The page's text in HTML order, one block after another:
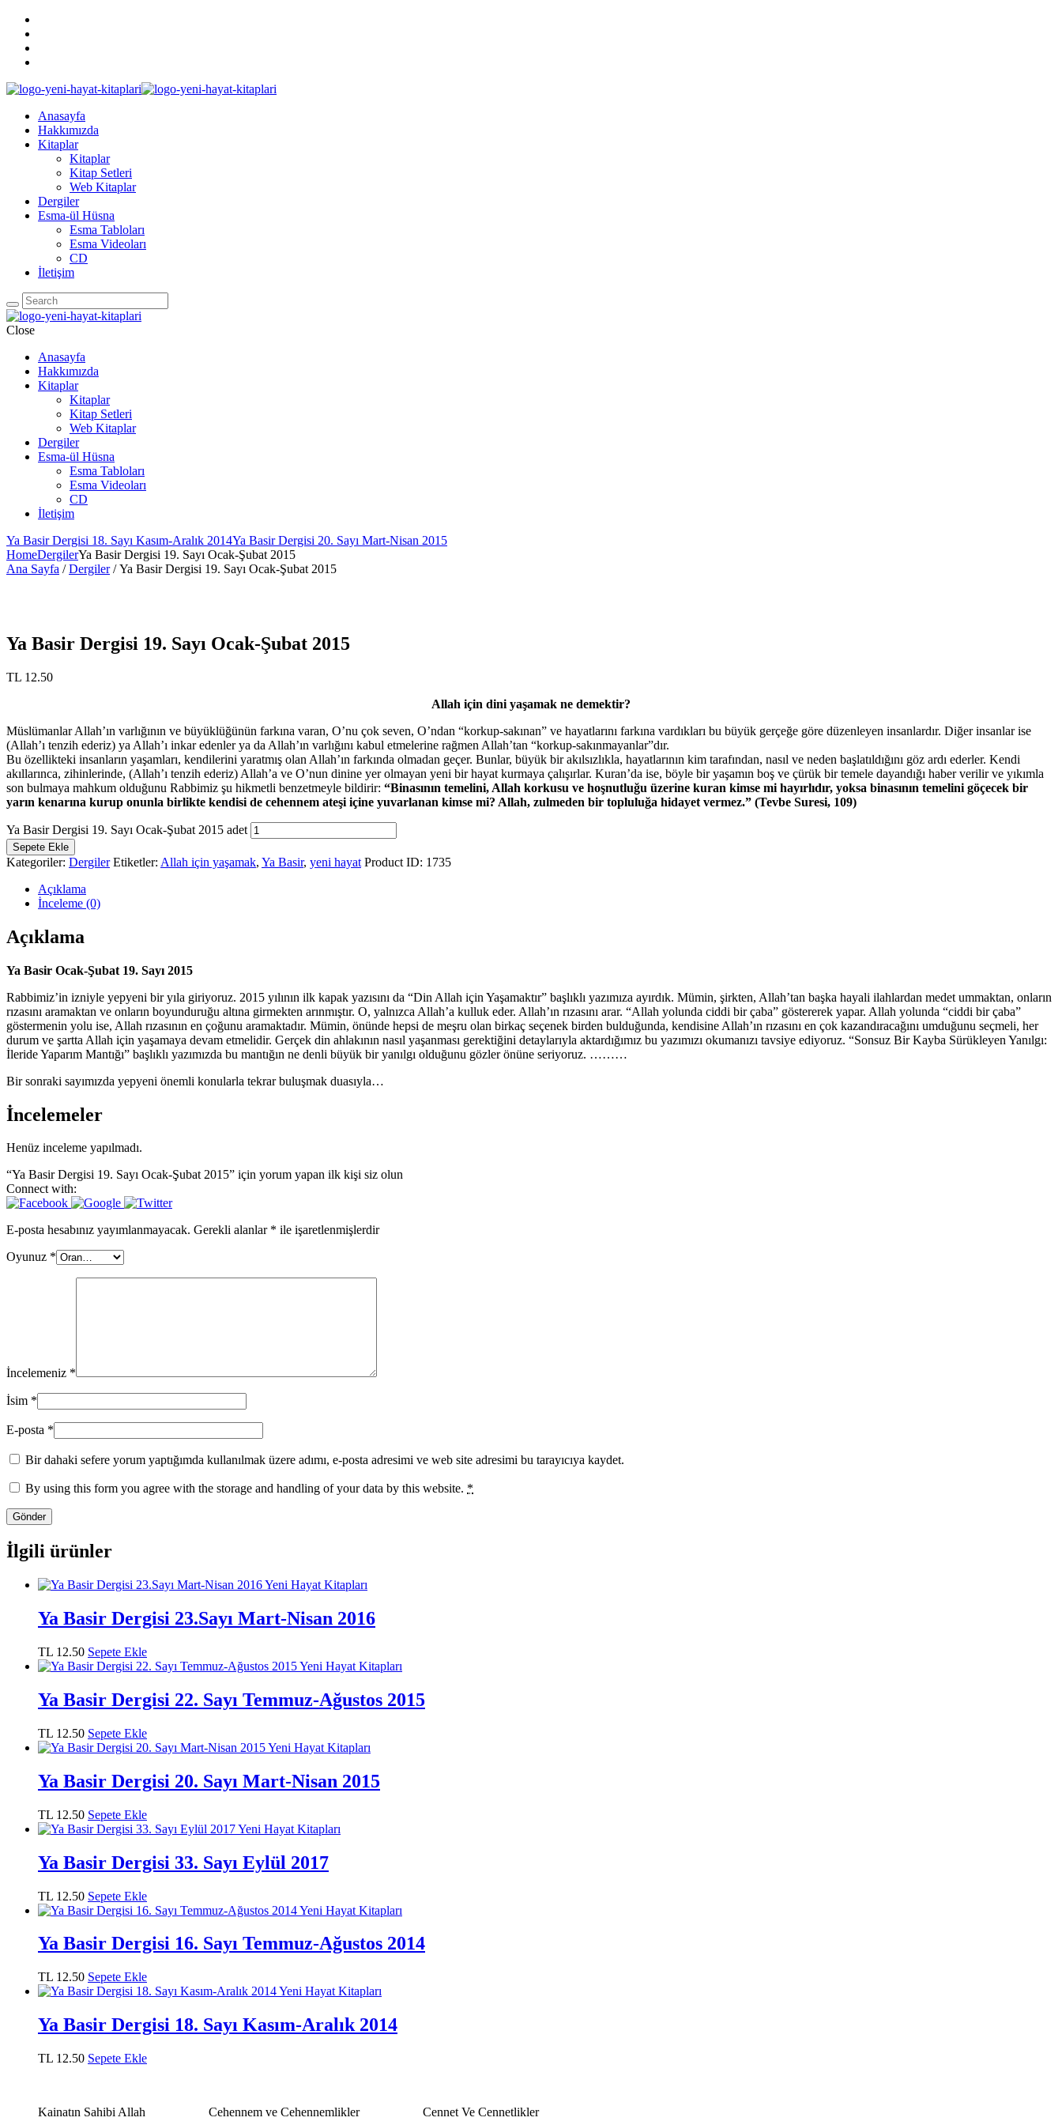
Anasayfa
Hakkımızda
Kitaplar
Kitaplar
Kitap Setleri
Web Kitaplar
Dergiler
Esma-ül Hüsna
Esma Tabloları
Esma Videoları
CD
İletişim
Close
Anasayfa
Hakkımızda
Kitaplar
Kitaplar
Kitap Setleri
Web Kitaplar
Dergiler
Esma-ül Hüsna
Esma Tabloları
Esma Videoları
CD
İletişim
Ya Basir Dergisi 18. Sayı Kasım-Aralık 2014Ya Basir Dergisi 20. Sayı Mart-Nisan 2015
HomeDergilerYa Basir Dergisi 19. Sayı Ocak-Şubat 2015
Ana Sayfa /Dergiler/ Ya Basir Dergisi 19. Sayı Ocak-Şubat 2015
Ya Basir Dergisi 19. Sayı Ocak-Şubat 2015
TL 12.50
Allah için dini yaşamak ne demektir?
Müslümanlar Allah’ın varlığının ve büyüklüğünün farkına varan, O’nu çok seven, O’ndan “korkup-sakınan” ve hayatlarını farkına vardıkları bu büyük gerçeğe göre düzenleyen insanlardır. Diğer insanlar ise
(Allah’ı tenzih ederiz) ya Allah’ı inkar edenler ya da Allah’ın varlığını kabul etmelerine rağmen Allah’tan “korkup-sakınmayanlar”dır.
Bu özellikteki insanların yaşamları, kendilerini yaratmış olan Allah’ın farkında olmadan geçer. Bunlar, büyük bir akılsızlıkla, hayatlarının kim tarafından, nasıl ve neden başlatıldığını göz ardı ederler. Kendi
akıllarınca, zihinlerinde, (Allah’ı tenzih ederiz) Allah’a ve O’nun dinine yer olmayan yeni bir hayat kurmaya çalışırlar. Kuran’da ise, böyle bir yaşamın boş ve çürük bir temele dayandığı haber verilir ve yıkımla
son bulmaya mahkum olduğunu Rabbimiz şu hikmetli benzetmeyle bildirir: “Binasının temelini, Allah korkusu ve hoşnutluğu üzerine kuran kimse mi hayırlıdır, yoksa binasının temelini göçecek bir
yarın kenarına kurup onunla birlikte kendisi de cehennem ateşi içine yuvarlanan kimse mi? Allah, zulmeden bir topluluğa hidayet vermez.” (Tevbe Suresi, 109)
Ya Basir Dergisi 19. Sayı Ocak-Şubat 2015 adet
Sepete Ekle
Kategoriler: Dergiler Etiketler: Allah için yaşamak, Ya Basir, yeni hayat Product ID: 1735
Açıklama
İnceleme (0)
Açıklama
Ya Basir Ocak-Şubat 19. Sayı 2015
Rabbimiz’in izniyle yepyeni bir yıla giriyoruz. 2015 yılının ilk kapak yazısını da “Din Allah için Yaşamaktır” başlıklı yazımıza ayırdık. Mümin, şirkten, Allah’tan başka hayali ilahlardan medet ummaktan, onların
rızasını aramaktan ve onların boyunduruğu altına girmekten arınmıştır. O, yalnızca Allah’a kulluk eder. Allah’ın rızasını arar. “Allah yolunda ciddi bir çaba” göstererek yapar. Allah yolunda “ciddi bir çaba”
göstermenin yolu ise, Allah rızasının en çoğunu aramaktadır. Mümin, önünde hepsi de meşru olan birkaç seçenek birden bulduğunda, kendisine Allah’ın rızasını en çok kazandıracağını umduğunu seçmeli, her
durum ve şartta Allah için yaşamaya devam etmelidir. Gerçek din ahlakının nasıl yaşanması gerektiğini detaylarıyla aktardığımız bu yazımızı okumanızı tavsiye ediyoruz. “Sonsuz Bir Kayba Sürükleyen Yanılgı:
İleride Yaparım Mantığı” başlıklı yazımızda bu mantığın ne denli büyük bir yanılgı olduğunu gözler önüne seriyoruz. ………
Bir sonraki sayımızda yepyeni önemli konularla tekrar buluşmak duasıyla…
İncelemeler
Henüz inceleme yapılmadı.
“Ya Basir Dergisi 19. Sayı Ocak-Şubat 2015” için yorum yapan ilk kişi siz olun
Connect with:
E-posta hesabınız yayımlanmayacak. Gerekli alanlar * ile işaretlenmişlerdir
Oyunuz *
İncelemeniz *
İsim *
E-posta *
Bir dahaki sefere yorum yaptığımda kullanılmak üzere adımı, e-posta adresimi ve web site adresimi bu tarayıcıya kaydet.
By using this form you agree with the storage and handling of your data by this website. *
İlgili ürünler
Ya Basir Dergisi 23.Sayı Mart-Nisan 2016
TL 12.50 Sepete Ekle
Ya Basir Dergisi 22. Sayı Temmuz-Ağustos 2015
TL 12.50 Sepete Ekle
Ya Basir Dergisi 20. Sayı Mart-Nisan 2015
TL 12.50 Sepete Ekle
Ya Basir Dergisi 33. Sayı Eylül 2017
TL 12.50 Sepete Ekle
Ya Basir Dergisi 16. Sayı Temmuz-Ağustos 2014
TL 12.50 Sepete Ekle
Ya Basir Dergisi 18. Sayı Kasım-Aralık 2014
TL 12.50 Sepete Ekle
Kainatın Sahibi Allah Cehennem ve Cehennemlikler Cennet Ve Cennetlikler